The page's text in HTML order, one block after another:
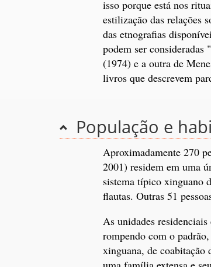
isso porque está nos
estilização das relações
das etnografias
podem ser
(1974) e a outra de
livros que descrevem
População e
Aproximadamente 270
2001) residem em uma
sistema típico xinguano
flautas. Outras 51
As unidades
rompendo com o
xinguana, de coabitação